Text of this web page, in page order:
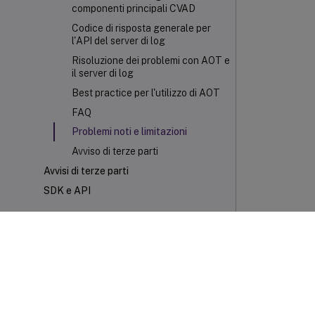
componenti principali CVAD
Codice di risposta generale per
l'API del server di log
Risoluzione dei problemi con AOT e
il server di log
Best practice per l'utilizzo di AOT
FAQ
Problemi noti e limitazioni
Avviso di terze parti
Avvisi di terze parti
SDK e API